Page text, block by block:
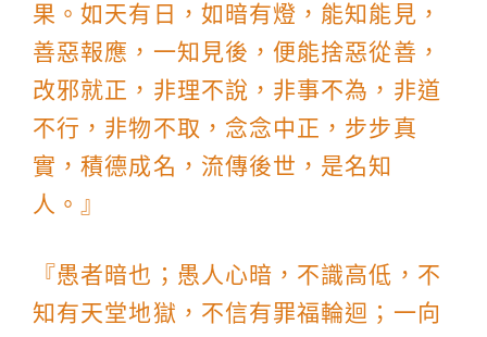
果。如天有日，如暗有燈，能知能見，
善惡報應，一知見後，便能捨惡從善，
改邪就正，非理不說，非事不為，非道
不行，非物不取，念念中正，步步真
實，積德成名，流傳後世，是名知
人。』
『愚者暗也；愚人心暗，不識高低，不
知有天堂地獄，不信有罪福輪迴；一向